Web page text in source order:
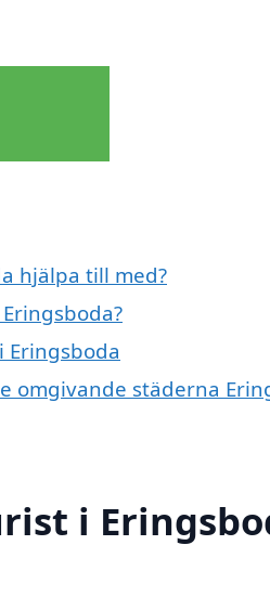
hjälpa till med?
omgivande städerna
i